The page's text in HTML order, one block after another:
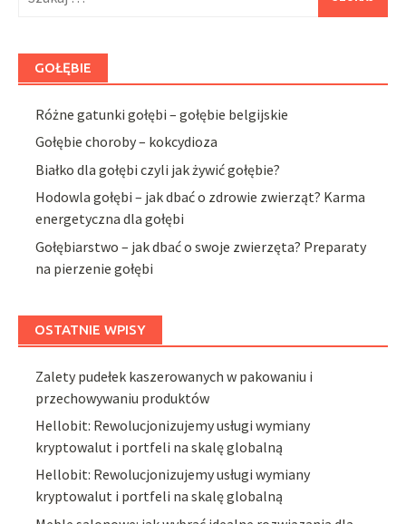
GOŁĘBIE
Różne gatunki gołębi – gołębie belgijskie
Gołębie choroby – kokcydioza
Białko dla gołębi czyli jak żywić gołębie?
Hodowla gołębi – jak dbać o zdrowie zwierząt? Karma
energetyczna dla gołębi
Gołębiarstwo – jak dbać o swoje zwierzęta? Preparaty
na pierzenie gołębi
OSTATNIE WPISY
Zalety pudełek kaszerowanych w pakowaniu i
przechowywaniu produktów
Hellobit: Rewolucjonizujemy usługi wymiany
kryptowalut i portfeli na skalę globalną
Hellobit: Rewolucjonizujemy usługi wymiany
kryptowalut i portfeli na skalę globalną